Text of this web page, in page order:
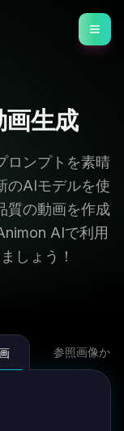
生成
ロンプトを素晴
のAIモデルを使
質の動画を作成
AIで利用
しょう！
参照画像か